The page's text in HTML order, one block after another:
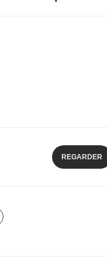
REGARDER